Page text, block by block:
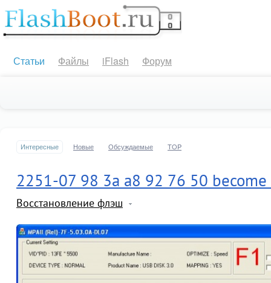
Статьи Файлы iFlash Форум
Интересные Новые Обсуждаемые TOP
2251-07 98 3a a8 92 76 50
Восстановление флэш